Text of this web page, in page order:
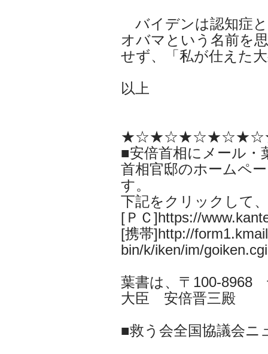
バイデンは認知症
オバマという名前を
せず、「私が仕えた
以上
■安倍首相にメール・
首相官邸のホームペ
す。
下記をクリックして
[ＰＣ]https://
[携帯]http://
bin/k/iken/im/goiken.cgi
葉書は、〒100-8968
大臣 安倍晋三殿
■救う会全国協議会ニ